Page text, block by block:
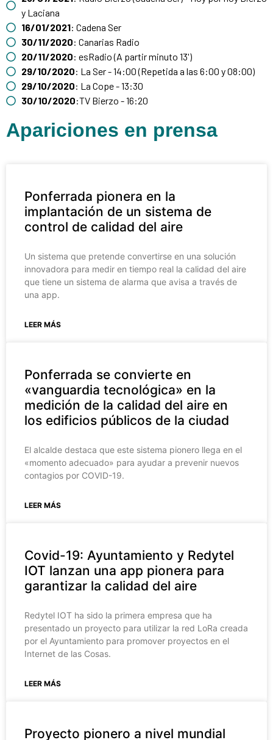
y Laciana
16/01/2021: Cadena Ser
30/11/2020: Canarias Radio
20/11/2020: esRadio (A partir minuto 13')
29/10/2020: La Ser - 14:00 (Repetida a las 6:00 y 08:00)
29/10/2020: La Cope - 13:30
30/10/2020:TV Bierzo - 16:20
Apariciones en prensa
Ponferrada pionera en la
implantación de un sistema de
control de calidad del aire
Un sistema que pretende convertirse en una solución
innovadora para medir en tiempo real la calidad del aire
que tiene un sistema de alarma que avisa a través de
una app.
LEER MÁS
Ponferrada se convierte en
«vanguardia tecnológica» en la
medición de la calidad del aire en
los edificios públicos de la ciudad
El alcalde destaca que este sistema pionero llega en el
«momento adecuado» para ayudar a prevenir nuevos
contagios por COVID-19.
LEER MÁS
Covid-19: Ayuntamiento y Redytel
IOT lanzan una app pionera para
garantizar la calidad del aire
Redytel IOT ha sido la primera empresa que ha
presentado un proyecto para utilizar la red LoRa creada
por el Ayuntamiento para promover proyectos en el
Internet de las Cosas.
LEER MÁS
Proyecto pionero a nivel mundial